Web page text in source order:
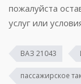
пожалуйста
услуг или
ВАЗ 21043
пассажирское